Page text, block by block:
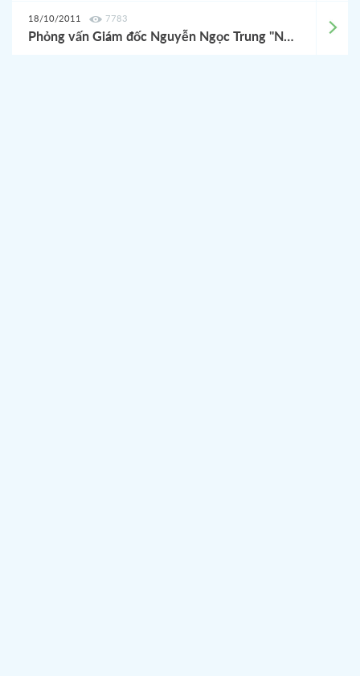
18/10/2011 7783
Phỏng vấn Giám đốc Nguyễn Ngọc Trung "Nỗ lực làm việc vì thương hiệu cơ khí Việt Nam"